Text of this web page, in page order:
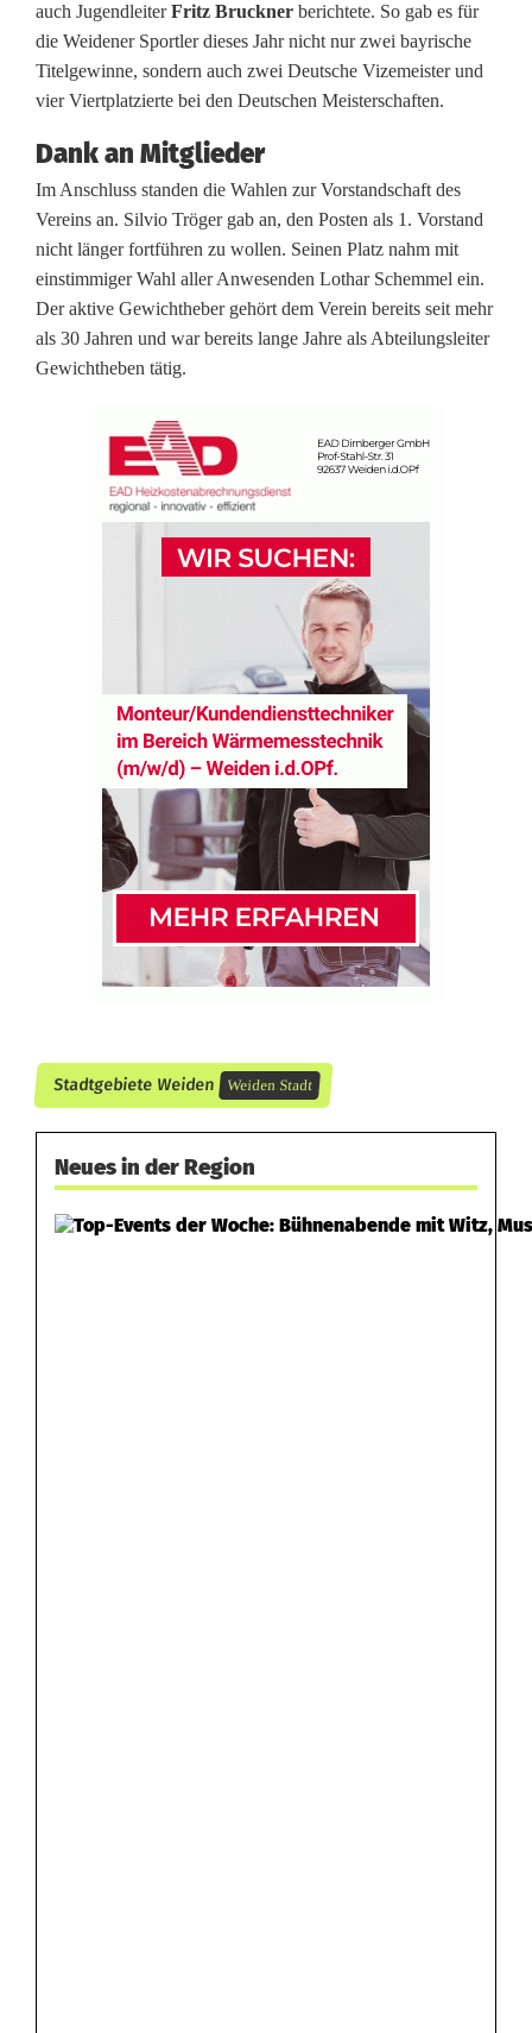
r
d
e
n
1
.
A
C
auch JugendleiterFritz Bruckner berichtete. So gab es für
die Weidener Sportler dieses Jahr nicht nur zwei bayrische
Titelgewinne, sondern auch zwei Deutsche Vizemeister und
vier Viertplatzierte bei den Deutschen Meisterschaften.
Dank an Mitglieder
Im Anschluss standen die Wahlen zur Vorstandschaft des
Vereins an. Silvio Tröger gab an, den Posten als 1. Vorstand
nicht länger fortführen zu wollen. Seinen Platz nahm mit
einstimmiger Wahl aller Anwesenden Lothar Schemmel ein.
Der aktive Gewichtheber gehört dem Verein bereits seit mehr
als 30 Jahren und war bereits lange Jahre als Abteilungsleiter
Gewichtheben tätig.
Stadtgebiete Weiden Weiden Stadt
Neues in der Region